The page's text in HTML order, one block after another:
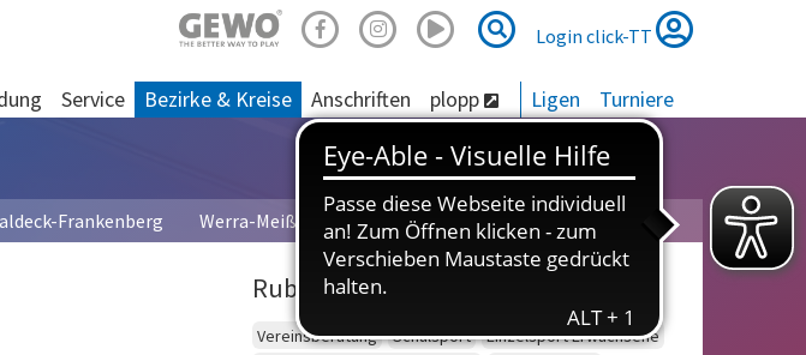
Suche
Suche
Login click-TT
Service Bezirke & Kreise Anschriften plopp Ligen Turniere
Frankenberg Werra-Meißner
Rubriken
Vereinsberatung Schulsport
Einzelsport Erwachsene